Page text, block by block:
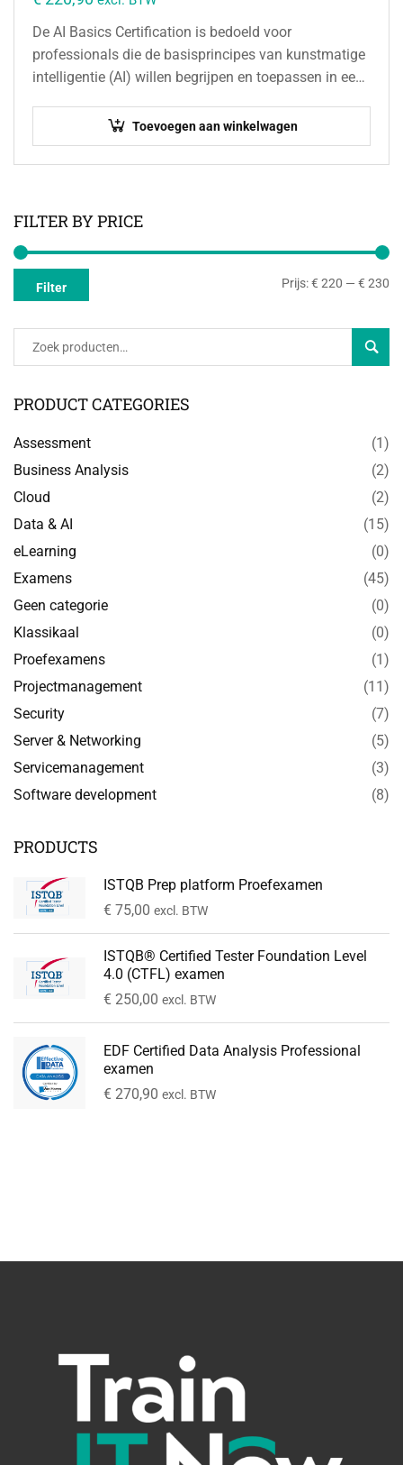
De AI Basics Certification is bedoeld voor
professionals die de basisprincipes van kunstmatige
intelligentie (AI) willen begrijpen en toepassen in een
essentiële AI-concepten, zoals…
Toevoegen aan winkelwagen
FILTER BY PRICE
Filter Prijs:€ 220 — € 230
PRODUCT CATEGORIES
Assessment
(1)
Business Analysis
(2)
Cloud
(2)
Data & AI
(15)
eLearning
(0)
Examens
(45)
Geen categorie
(0)
Klassikaal
(0)
Proefexamens
(1)
Projectmanagement
(11)
Security
(7)
Server & Networking
(5)
Servicemanagement
(3)
Software development
(8)
PRODUCTS
ISTQB Prep platform Proefexamen
€ 75,00 excl. BTW
ISTQB® Certified Tester Foundation Level
4.0 (CTFL) examen
€ 250,00 excl. BTW
EDF Certified Data Analysis Professional
examen
€ 270,90 excl. BTW